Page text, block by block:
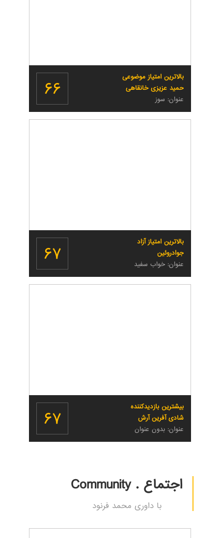
بالاترین امتیاز موضوعی
حمید عزیزی خانقاهی
عنوان: سوز
۶۶
بالاترین امتیاز آزاد
جوادروئین
عنوان: خواب سفید
۶۷
بیشترین بازدیدکننده
شادی آفرین آرش
عنوان: بدون عنوان
۶۷
اجتماع . Community
با داوری محمد فرنود